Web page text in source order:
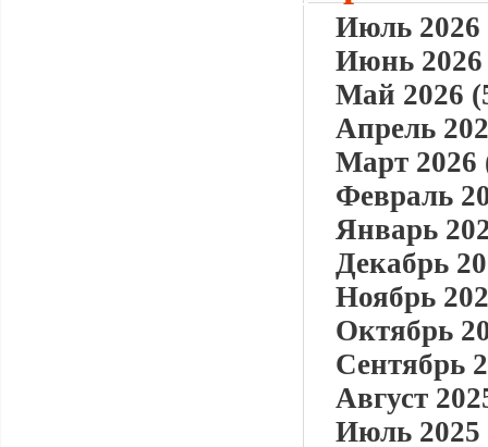
Июль 2026
Июнь 2026
Май 2026
Апрель
Март 2026
Февраль
Январь
Декабрь
Ноябрь
Октябрь
Сентябрь
Август
Июль 2025